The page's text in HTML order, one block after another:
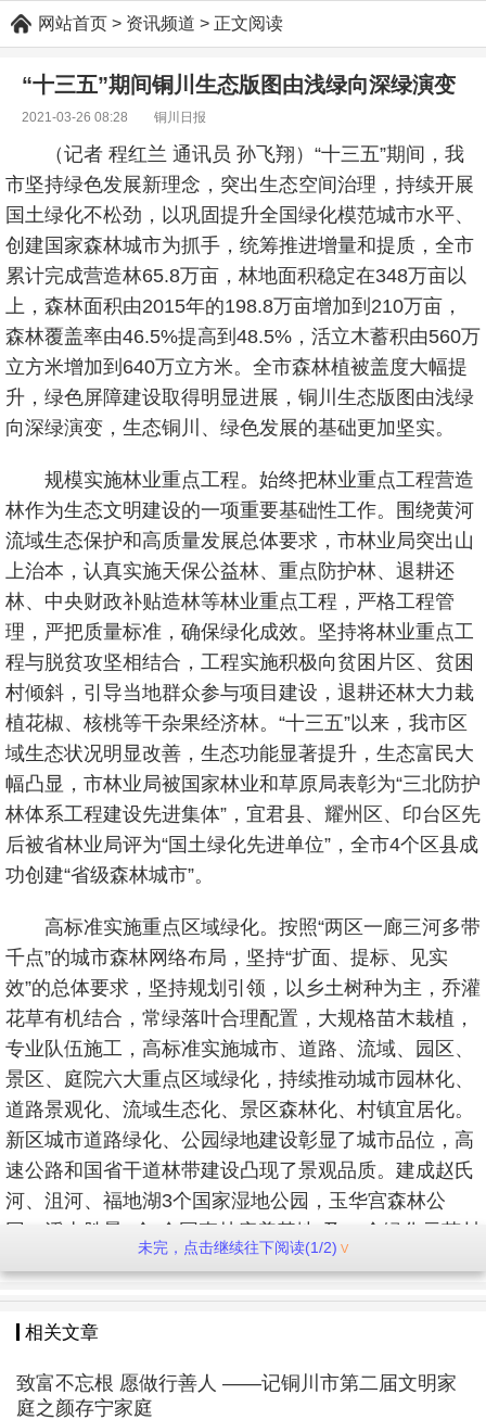
网站首页 > 资讯频道 > 正文阅读
“十三五”期间铜川生态版图由浅绿向深绿演变
2021-03-26 08:28 铜川日报
（记者 程红兰 通讯员 孙飞翔）“十三五”期间，我
市坚持绿色发展新理念，突出生态空间治理，持续开展
国土绿化不松劲，以巩固提升全国绿化模范城市水平、
创建国家森林城市为抓手，统筹推进增量和提质，全市
累计完成营造林65.8万亩，林地面积稳定在348万亩以
上，森林面积由2015年的198.8万亩增加到210万亩，
森林覆盖率由46.5%提高到48.5%，活立木蓄积由560万
立方米增加到640万立方米。全市森林植被盖度大幅提
升，绿色屏障建设取得明显进展，铜川生态版图由浅绿
向深绿演变，生态铜川、绿色发展的基础更加坚实。
规模实施林业重点工程。始终把林业重点工程营造
林作为生态文明建设的一项重要基础性工作。围绕黄河
流域生态保护和高质量发展总体要求，市林业局突出山
上治本，认真实施天保公益林、重点防护林、退耕还
林、中央财政补贴造林等林业重点工程，严格工程管
理，严把质量标准，确保绿化成效。坚持将林业重点工
程与脱贫攻坚相结合，工程实施积极向贫困片区、贫困
村倾斜，引导当地群众参与项目建设，退耕还林大力栽
植花椒、核桃等干杂果经济林。“十三五”以来，我市区
域生态状况明显改善，生态功能显著提升，生态富民大
幅凸显，市林业局被国家林业和草原局表彰为“三北防护
林体系工程建设先进集体”，宜君县、耀州区、印台区先
后被省林业局评为“国土绿化先进单位”，全市4个区县成
功创建“省级森林城市”。
高标准实施重点区域绿化。按照“两区一廊三河多带
千点”的城市森林网络布局，坚持“扩面、提标、见实
效”的总体要求，坚持规划引领，以乡土树种为主，乔灌
花草有机结合，常绿落叶合理配置，大规格苗木栽植，
专业队伍施工，高标准实施城市、道路、流域、园区、
景区、庭院六大重点区域绿化，持续推动城市园林化、
道路景观化、流域生态化、景区森林化、村镇宜居化。
新区城市道路绿化、公园绿地建设彰显了城市品位，高
速公路和国省干道林带建设凸现了景观品质。建成赵氏
河、沮河、福地湖3个国家湿地公园，玉华宫森林公
园、溪山胜景2个“全国森林康养基地”及80个绿化示范村
和一批园林式机关、小区庭院，全市有15个村荣获“国
态文化村”称号。
深入开展全民义务植树活动。精心组织开展栽植“公
仆林”、“曙光林”、清明节免费发放树苗、家庭义务植
未完，点击继续往下阅读(1/2)
相关文章
致富不忘根 愿做行善人 ——记铜川市第二届文明家
庭之颜存宁家庭